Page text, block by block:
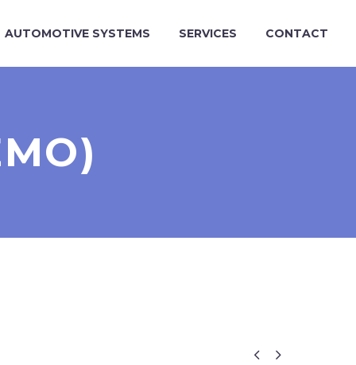
AUTOMOTIVE SYSTEMS SERVICES CONTACT
 